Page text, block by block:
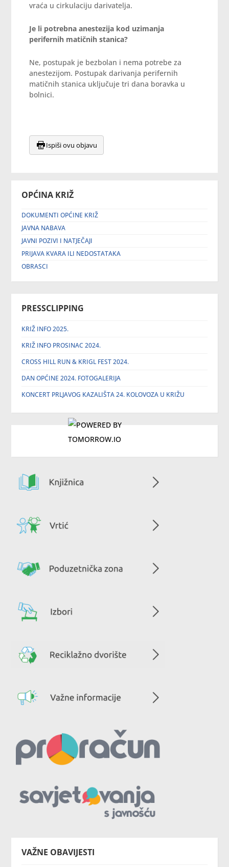
OPĆINA KRIŽ
DOKUMENTI OPĆINE KRIŽ
JAVNA NABAVA
JAVNI POZIVI I NATJEČAJI
PRIJAVA KVARA ILI NEDOSTATAKA
OBRASCI
PRESSCLIPPING
KRIŽ INFO 2025.
KRIŽ INFO PROSINAC 2024.
CROSS HILL RUN & KRIGL FEST 2024.
DAN OPĆINE 2024. FOTOGALERIJA
KONCERT PRLJAVOG KAZALIŠTA 24. KOLOVOZA U KRIŽU
vraća u cirkulaciju darivatelja.
Je li potrebna anestezija kod uzimanja
perifernih matičnih stanica?
Ne, postupak je bezbolan i nema potrebe za
anestezijom. Postupak darivanja perifernih
matičnih stanica uključuje tri dana boravka u
bolnici.
Ispiši ovu objavu
VAŽNE OBAVIJESTI